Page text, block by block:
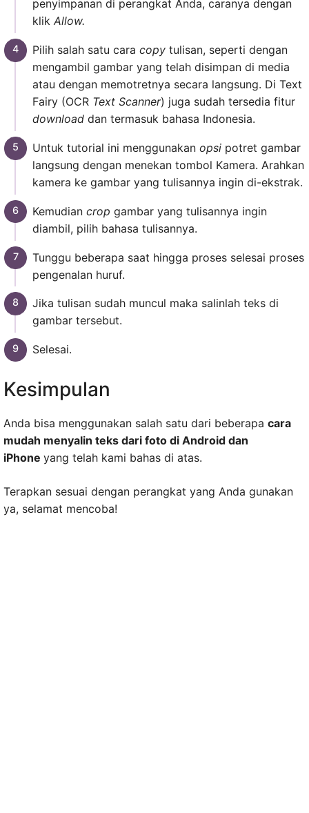
penyimpanan di perangkat Anda, caranya dengan
klik Allow.
Pilih salah satu cara copytulisan, seperti dengan
mengambil gambar yang telah disimpan di media
atau dengan memotretnya secara langsung. Di Text
Fairy (OCR Text Scanner) juga sudah tersedia fitur
downloaddan termasuk bahasa Indonesia.
Untuk tutorial ini menggunakan opsipotret gambar
langsung dengan menekan tombol Kamera. Arahkan
kamera ke gambar yang tulisannya ingin di-ekstrak.
Kemudian crop gambar yang tulisannya ingin
diambil, pilih bahasa tulisannya.
Tunggu beberapa saat hingga proses selesai proses
pengenalan huruf.
Jika tulisan sudah muncul maka salinlah teks di
gambar tersebut.
Selesai.
Kesimpulan
Anda bisa menggunakan salah satu dari beberapa cara
mudah menyalin teks dari foto di Android dan
iPhone yang telah kami bahas di atas.
Terapkan sesuai dengan perangkat yang Anda gunakan
ya, selamat mencoba!